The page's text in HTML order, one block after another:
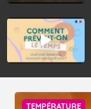
TEMPÉRATURE